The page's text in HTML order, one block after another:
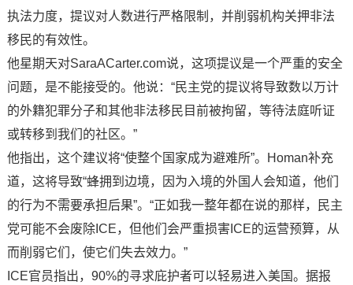
执法力度，提议对人数进行严格限制，并削弱机构关押非法
移民的有效性。
他星期天对SaraACarter.com说，这项提议是一个严重的安全
问题，是不能接受的。他说：“民主党的提议将导致数以万计
的外籍犯罪分子和其他非法移民目前被拘留，等待法庭听证
或转移到我们的社区。”
他指出，这个建议将“使整个国家成为避难所”。Homan补充
道，这将导致“蜂拥到边境，因为入境的外国人会知道，他们
的行为不需要承担后果”。“正如我一整年都在说的那样，民主
党可能不会废除ICE，但他们会严重损害ICE的运营预算，从
而削弱它们，使它们失去效力。”
ICE官员指出，90%的寻求庇护者可以轻易进入美国。据报